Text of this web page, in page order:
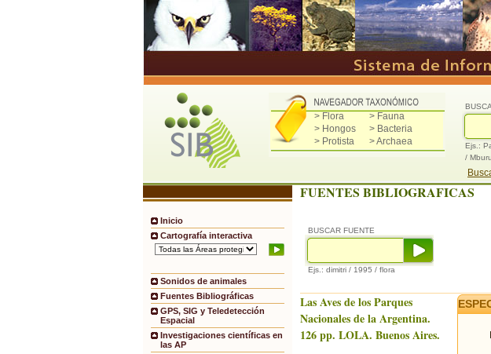
> Flora
> Fauna
> Hongos
> Bacteria
> Protista
> Archaea
Ejs.:
/
Inicio
Cartografía interactiva
Sonidos de animales
Fuentes Bibliográficas
GPS, SIG y Teledetección
Espacial
Investigaciones científicas en
las AP
FUENTES BIBLIOGRAFICAS
BUSCAR FUENTE
Ejs.: dimitri / 1995 / flora
Las Aves de los Parques
Nacionales de la Argentina.
126 pp. LOLA. Buenos Aires.